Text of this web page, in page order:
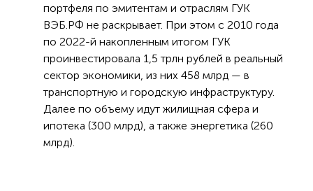
портфеля по эмитентам и отраслям ГУК
ВЭБ.РФ не раскрывает. При этом с 2010 года
по 2022-й накопленным итогом ГУК
проинвестировала 1,5 трлн рублей в реальный
сектор экономики, из них 458 млрд — в
транспортную и городскую инфраструктуру.
Далее по объему идут жилищная сфера и
ипотека (300 млрд), а также энергетика (260
млрд).